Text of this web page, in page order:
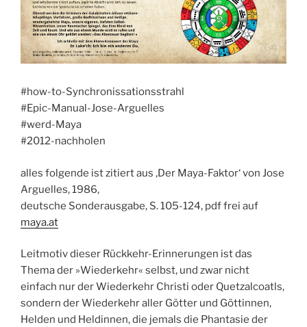
#how-to-Synchronissationsstrahl
#Epic-Manual-Jose-Arguelles
#werd-Maya
#2012-nachholen
alles folgende ist zitiert aus ‚Der Maya-Faktor‘ von Jose
Arguelles, 1986,
deutsche Sonderausgabe, S. 105-124, pdf frei auf
maya.at
Leitmotiv dieser Rückkehr-Erinnerungen ist das
Thema der »Wiederkehr« selbst, und zwar nicht
einfach nur der Wiederkehr Christi oder Quetzalcoatls,
sondern der Wiederkehr aller Götter und Göttinnen,
Helden und Heldinnen, die jemals die Phantasie der